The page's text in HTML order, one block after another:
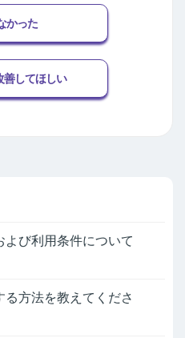
かった
善してほしい
よび利用条件について
方法を教えてくださ